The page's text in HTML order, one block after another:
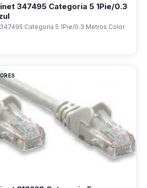
347495 Categoria 5 1Pie/0.3
Categoria 5 1Pie/0.3 Metros Color